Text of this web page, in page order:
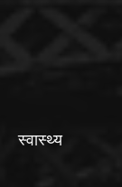
स्वास्थ्य